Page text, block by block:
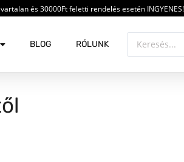
és 30000Ft feletti rendelés esetén INGYENES!
BLOG RÓLUNK